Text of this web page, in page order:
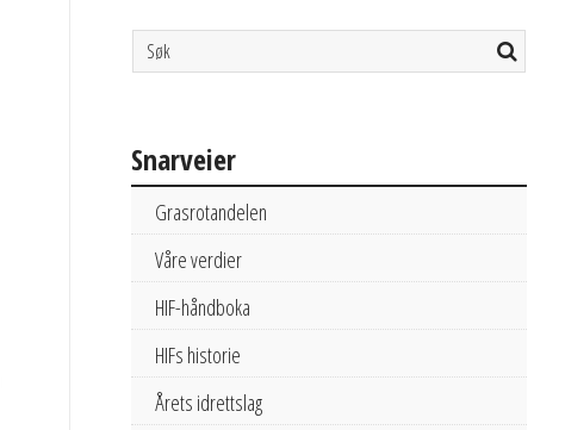
Snarveier
Grasrotandelen
Våre verdier
HIF-håndboka
HIFs historie
Årets idrettslag